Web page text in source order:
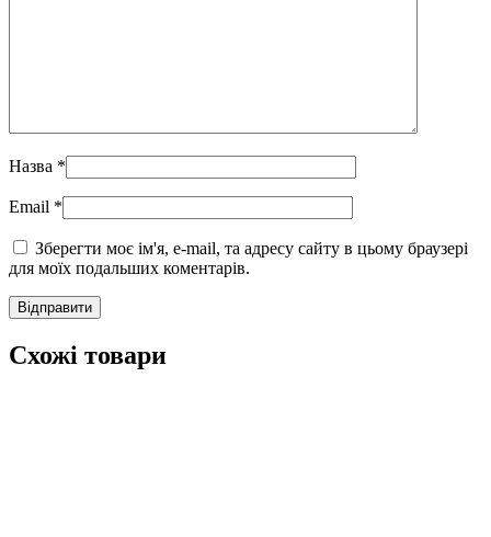
Назва *
Email *
Зберегти моє ім'я, e-mail, та адресу сайту в цьому браузері
для моїх подальших коментарів.
Схожі товари